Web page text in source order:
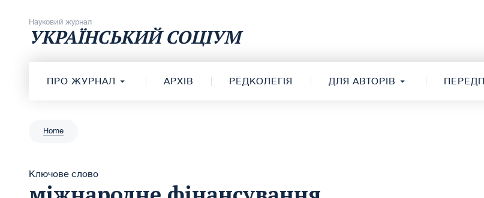
Науковий журнал
УКРАЇНСЬКИЙ СОЦІУМ
ПРО ЖУРНАЛ АРХІВ РЕДКОЛЕГІЯ ДЛЯ АВТОРІВ
Home
Ключове слово